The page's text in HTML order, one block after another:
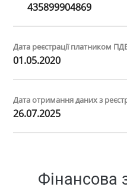
435899904869
Дата реєстрації платником
01.05.2020
Дата отримання даних з
26.07.2025
Фінансова